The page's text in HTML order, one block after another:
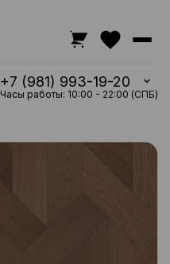
+7 (981) 993-19-20
Часы работы: 10:00 - 22:00 (СПБ)